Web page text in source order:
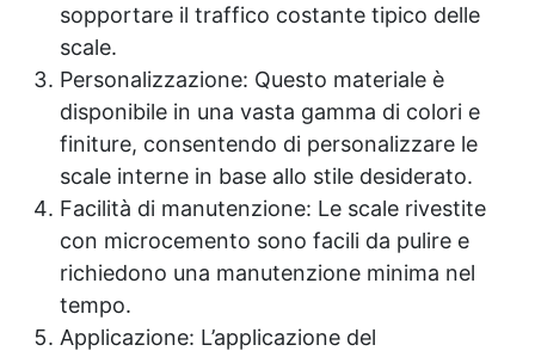
sopportare il traffico costante tipico delle
scale.
Personalizzazione: Questo materiale è
disponibile in una vasta gamma di colori e
finiture, consentendo di personalizzare le
scale interne in base allo stile desiderato.
Facilità di manutenzione: Le scale rivestite
con microcemento sono facili da pulire e
richiedono una manutenzione minima nel
tempo.
Applicazione: L’applicazione del